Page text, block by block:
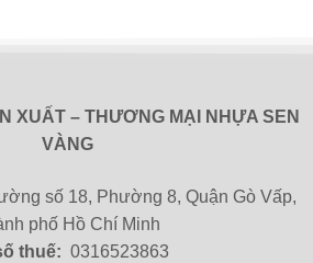
XUẤT – THƯƠNG MẠI NHỰA SEN
VÀNG
số 18, Phường 8, Quận Gò Vấp,
phố Hồ Chí Minh
thuế: 0316523863